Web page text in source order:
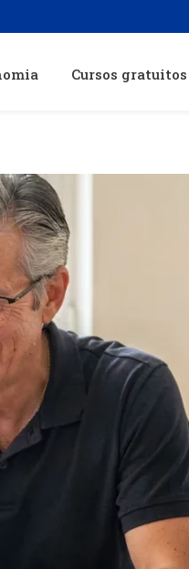
Cursos gratuitos